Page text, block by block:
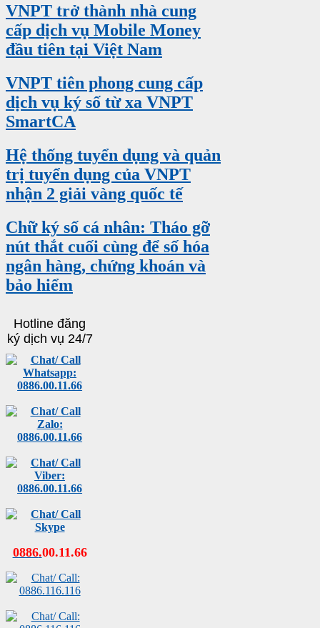
VNPT trở thành nhà cung
cấp dịch vụ Mobile Money
đầu tiên tại Việt Nam
VNPT tiên phong cung cấp
dịch vụ ký số từ xa VNPT
SmartCA
Hệ thống tuyển dụng và quản
trị tuyển dụng của VNPT
nhận 2 giải vàng quốc tế
Chữ ký số cá nhân: Tháo gỡ
nút thắt cuối cùng để số hóa
ngân hàng, chứng khoán và
bảo hiểm
Hotline đăng
ký dịch vụ 24/7
0886.00.11.66